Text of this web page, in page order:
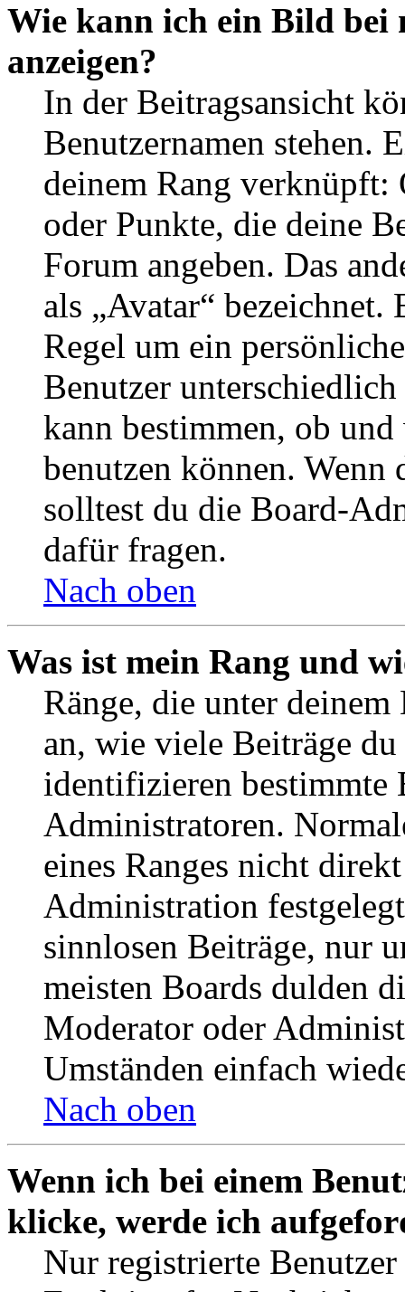
Wie kann ich ein Bild bei
anzeigen?
In der Beitragsansicht
Benutzernamen stehen.
deinem Rang verknüpft:
oder Punkte, die deine
Forum angeben. Das
als „Avatar“
Regel um ein
Benutzer
kann bestimmen, ob
benutzen können. Wenn
solltest du die Board-
dafür fragen.
Nach oben
Was ist mein Rang und
Ränge, die unter deinem
an, wie viele Beiträge
identifizieren bestimmte
Administratoren.
eines Ranges nicht
Administration
sinnlosen Beiträge, nur
meisten Boards dulden
Moderator oder
Umständen einfach
Nach oben
Wenn ich bei einem
klicke, werde ich
Nur registrierte